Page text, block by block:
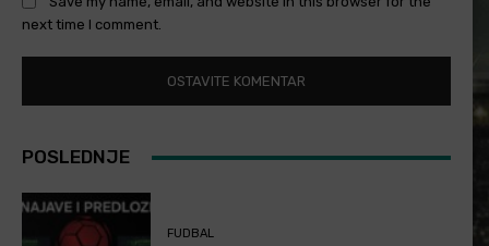
next time I comment.
POSLEDNJE
FUDBAL